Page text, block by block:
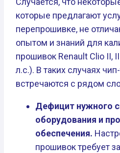
которые предлагают
перепрошивке, не
опытом и знаний для
прошивок Renault Clio II,
л.с.). В таких случаях
встречаются с рядом
Дефицит нужного
оборудования и
обеспечения.
прошивок требует